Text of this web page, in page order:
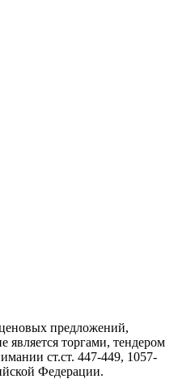
предложений,
является торгами, тендером
ст.ст. 447-449, 1057-
Федерации.